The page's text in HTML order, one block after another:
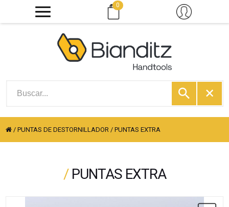
0
/PUNTAS DE DESTORNILLADOR /PUNTAS EXTRA
/ PUNTAS EXTRA